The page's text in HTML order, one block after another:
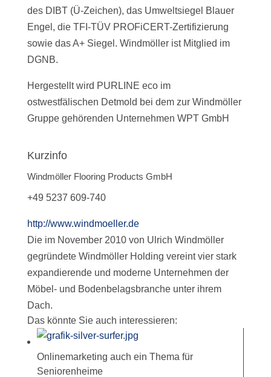
des DIBT (Ü-Zeichen), das Umweltsiegel Blauer
Engel, die TFI-TÜV PROFiCERT-Zertifizierung
sowie das A+ Siegel. Windmöller ist Mitglied im
DGNB.
Hergestellt wird PURLINE eco im
ostwestfälischen Detmold bei dem zur Windmöller
Gruppe gehörenden Unternehmen WPT GmbH
Kurzinfo
Windmöller Flooring Products GmbH
+49 5237 609-740
http://www.windmoeller.de
Die im November 2010 von Ulrich Windmöller
gegründete Windmöller Holding vereint vier stark
expandierende und moderne Unternehmen der
Möbel- und Bodenbelagsbranche unter ihrem
Dach.
Das könnte Sie auch interessieren:
Onlinemarketing auch ein Thema für
Seniorenheime